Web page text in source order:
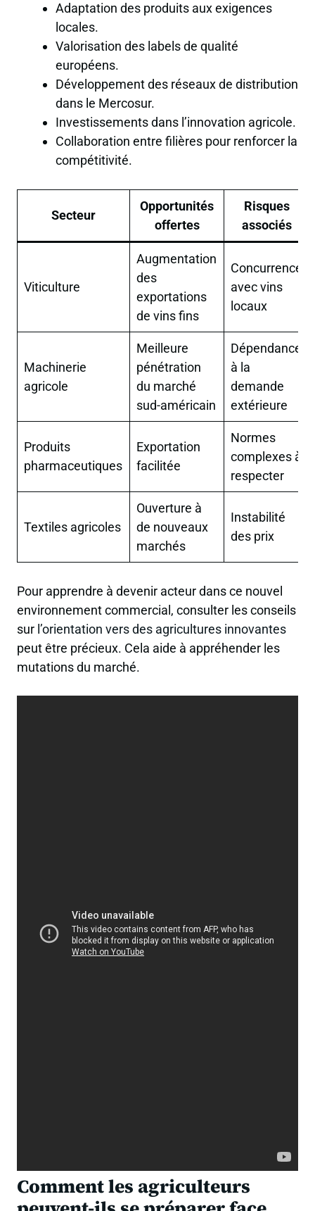
Adaptation des produits aux exigences
locales.
Valorisation des labels de qualité
européens.
Développement des réseaux de distribution
dans le Mercosur.
Investissements dans l’innovation agricole.
Collaboration entre filières pour renforcer la
compétitivité.
Secteur
Opportunités
offertes
Risques
associés
Viticulture
Augmentation
des
exportations
de vins fins
Concurrence
avec vins
locaux
Machinerie
agricole
Meilleure
pénétration
du marché
sud-américain
Dépendance
à la
demande
extérieure
Produits
pharmaceutiques
Exportation
facilitée
Normes
complexes à
respecter
Textiles agricoles
Ouverture à
de nouveaux
marchés
Instabilité
des prix
Pour apprendre à devenir acteur dans ce nouvel
environnement commercial, consulter les conseils
sur l’orientation vers des agricultures innovantes
peut être précieux. Cela aide à appréhender les
mutations du marché.
Comment les agriculteurs